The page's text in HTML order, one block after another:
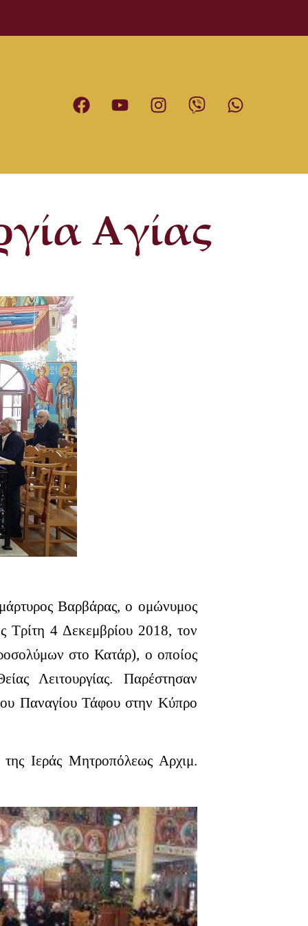
Αγίας
Βαρβάρας, ο ομώνυμος
Τρίτη 4 Δεκεμβρίου 2018, τον
στο Κατάρ), ο οποίος
Λειτουργίας. Παρέστησαν
Παναγίου Τάφου στην Κύπρο
της Ιεράς Μητροπόλεως Αρχιμ.